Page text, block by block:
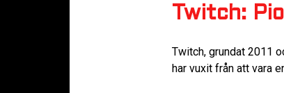
Twitch:
Twitch, grundat 2011
har vuxit från att vara